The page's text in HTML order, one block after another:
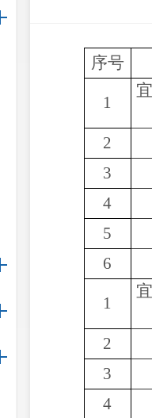
序号
1
2
3
4
5
6
1
2
3
4